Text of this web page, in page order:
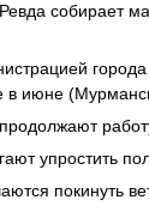
собирает
в июне
упростить
покинуть